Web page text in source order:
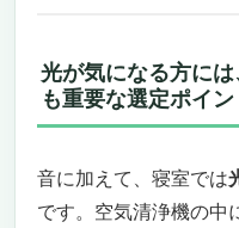
光が気になる方に
も重要な選定ポイン
音に加えて、寝室では
です。空気清浄機の中